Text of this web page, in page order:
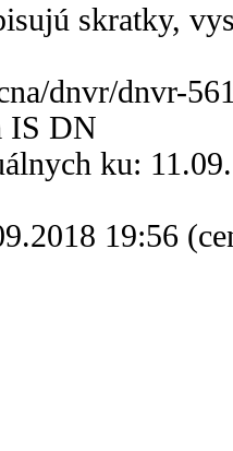
skratky,
dnvr/dnvr-
IS DN
ku:
19:56